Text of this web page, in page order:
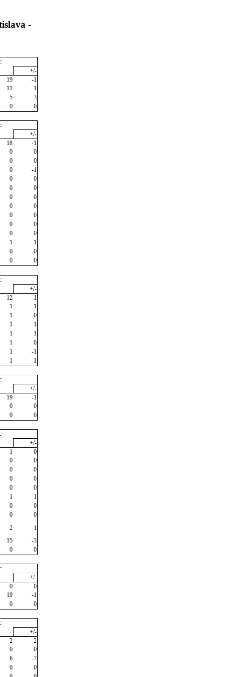
-
+/-
19
-1
11
1
5
-3
0
0
+/-
18
-1
0
0
0
0
0
-1
0
0
0
0
0
0
0
0
0
0
0
0
0
0
1
1
0
0
0
0
+/-
12
1
1
1
1
0
1
1
1
1
1
0
1
-1
1
1
+/-
19
-1
0
0
0
0
+/-
1
0
0
0
0
0
0
0
0
0
1
1
0
0
0
0
2
1
15
-3
0
0
+/-
0
0
19
-1
0
0
+/-
2
2
0
0
6
-7
0
0